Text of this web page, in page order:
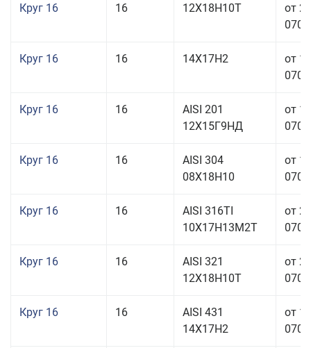
Круг 16 16 12Х18Н10Т
от
Круг 16 16 14Х17Н2
от
Круг 16 16
AISI 201
12Х15Г9НД
от
Круг 16 16
AISI 304
08Х18Н10
от
Круг 16 16
AISI 316TI
10Х17Н13М2Т
от
Круг 16 16
AISI 321
12Х18Н10Т
от
Круг 16 16
AISI 431
14Х17Н2
от